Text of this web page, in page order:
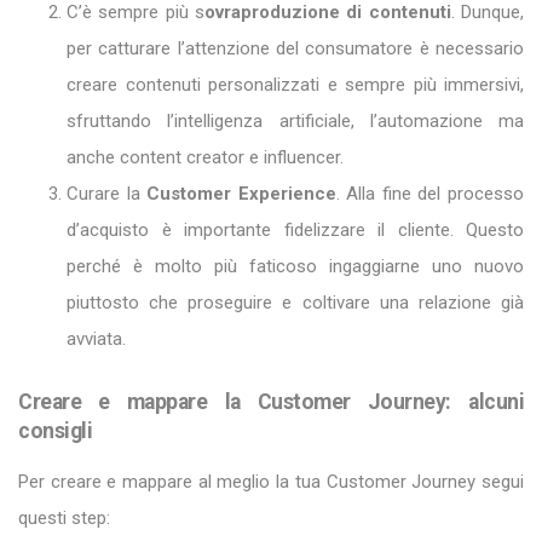
C’è sempre più sovraproduzione di contenuti. Dunque,
per catturare l’attenzione del consumatore è necessario
creare contenuti personalizzati e sempre più immersivi,
sfruttando l’intelligenza artificiale, l’automazione ma
anche content creator e influencer.
Curare la Customer Experience. Alla fine del processo
d’acquisto è importante fidelizzare il cliente. Questo
perché è molto più faticoso ingaggiarne uno nuovo
piuttosto che proseguire e coltivare una relazione già
avviata.
Creare e mappare la Customer Journey: alcuni
consigli
Per creare e mappare al meglio la tua Customer Journey segui
questi step: